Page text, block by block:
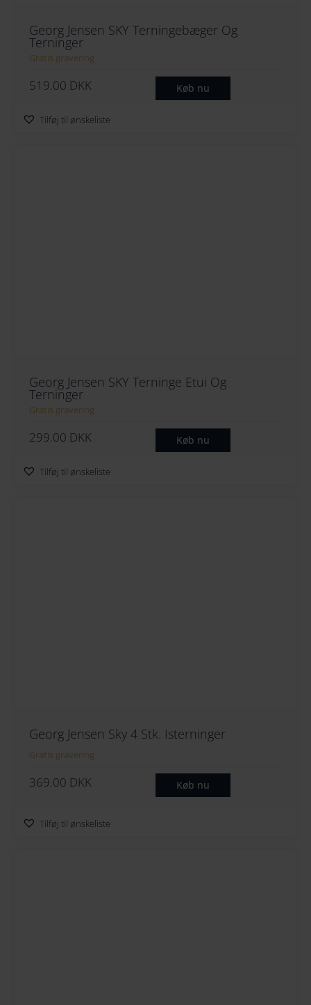
Georg Jensen SKY Terningebæger Og
Terninger
Gratis gravering
519.00 DKK Køb nu
Tilføj til ønskeliste
Georg Jensen SKY Terninge Etui Og
Terninger
Gratis gravering
299.00 DKK Køb nu
Tilføj til ønskeliste
Georg Jensen Sky 4 Stk. Isterninger
Gratis gravering
369.00 DKK Køb nu
Tilføj til ønskeliste